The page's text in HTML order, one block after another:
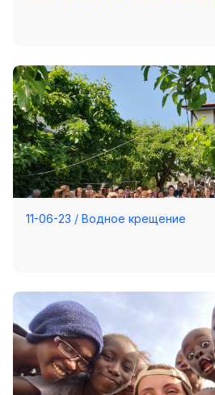
11-06-23 / Водное крещение